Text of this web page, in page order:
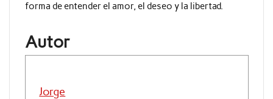
forma de entender el amor, el deseo y la libertad.
Autor
Jorge